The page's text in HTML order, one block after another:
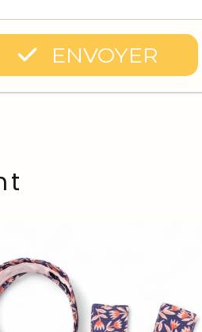
ENVOYER